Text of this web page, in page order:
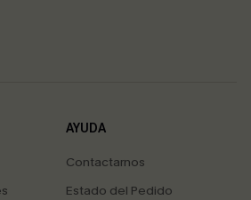
AYUDA
Contactarnos
Estado del Pedido